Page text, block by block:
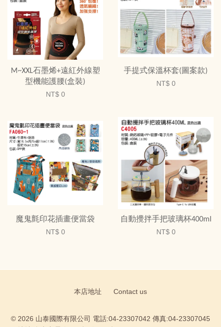
M~XXL石墨烯+遠紅外線塑
型機能護腰(盒裝)
NT$ 0
手提式保溫杯套(圖案款)
NT$ 0
魔鬼氈印花插畫便當袋
NT$ 0
自動攪拌手把玻璃杯400ml
NT$ 0
本店地址 Contact us
© 2026 山泰國際有限公司 電話:04-23307042 傳真:04-23307045